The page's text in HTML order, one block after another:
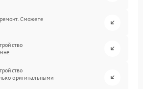
Сможете
оригинальными